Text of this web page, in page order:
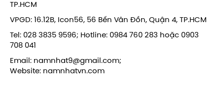
TP.HCM
VPGD: 16.12B, Icon56, 56 Bến Vân Đồn, Quận 4, TP.HCM
Tel: 028 3835 9596; Hotline: 0984 760 283 hoặc 0903
708 041
Email: namnhat9@gmail.com;
Website: namnhatvn.com